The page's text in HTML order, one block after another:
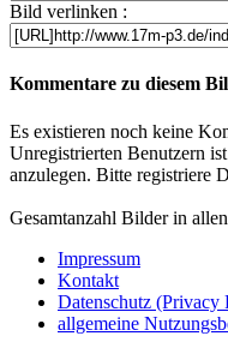
Bild verlinken :
Kommentare zu diesem
Es existieren noch keine
Unregistrierten Benutzern
anzulegen. Bitte registriere
Gesamtanzahl Bilder in
Impressum
Kontakt
Datenschutz (Privacy
allgemeine